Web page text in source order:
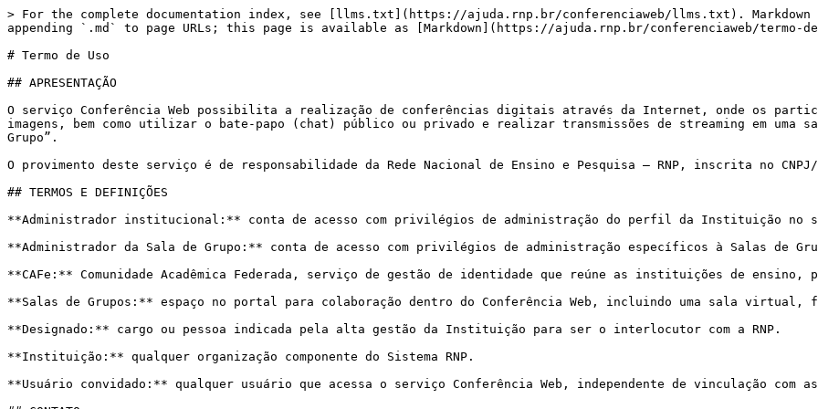
> For the complete documentation index, see [llms.txt](https://ajuda.rnp.br/conferenciaweb/llms.txt). Markdown versions of documentation pages are available by appending `.md` to page URLs; this page is available as [Markdown](https://ajuda.rnp.br/conferenciaweb/termo-de-uso.md).

# Termo de Uso

## APRESENTAÇÃO

O serviço Conferência Web possibilita a realização de conferências digitais através da Internet, onde os participantes poderão compartilhar áudios, vídeos, textos, imagens, bem como utilizar o bate-papo (chat) público ou privado e realizar transmissões de streaming em uma sala de conferência virtual, também denominada “Sala de Grupo”.

O provimento deste serviço é de responsabilidade da Rede Nacional de Ensino e Pesquisa – RNP, inscrita no CNPJ/MF sob o n. 03.508.097/0001-36.

## TERMOS E DEFINIÇÕES

**Administrador institucional:** conta de acesso com privilégios de administração do perfil da Instituição no serviço Conferência Web.

**Administrador da Sala de Grupo:** conta de acesso com privilégios de administração específicos à Salas de Grupo criada no serviço Conferência Web.

**CAFe:** Comunidade Acadêmica Federada, serviço de gestão de identidade que reúne as instituições de ensino, pesquisa e inovação no Brasil.

**Salas de Grupos:** espaço no portal para colaboração dentro do Conferência Web, incluindo uma sala virtual, ferramentas de interação e permissões.

**Designado:** cargo ou pessoa indicada pela alta gestão da Instituição para ser o interlocutor com a RNP.

**Instituição:** qualquer organização componente do Sistema RNP.

**Usuário convidado:** qualquer usuário que acessa o serviço Conferência Web, independente de vinculação com as Instituições.

## CONTATO

Em casos de dúvidas ou solicitações, entre em contato conosco através do Atendimento Integrado da RNP, pelo e-mail <atendimento@rnp.br>, ou telefone/WhatsApp 0800 722 0216, disponível todos os dias, 24 horas por dia.

## QUEM PODE ACESSAR O CONFERÊNCIA WEB

Qualquer usuário poderá solicitar acesso à sala pelo respectivo link (URL). O administrador da sala de grupo poderá liberar o acesso ou configurar a política de convidados para livre acesso à sala.&#x20;

As permissões para criação de salas de conferência, permissão para administrar e moderar as salas de conferência e envio de convites para ingresso de participantes são restritas aos administradores das instituições vinculadas ao Sistema RNP, definidos na adesão ao serviço, e aos demais por estes autorizados.&#x20;

Caso a instituição queira se associar ao Sistema RNP para usufruir do Conferência Web, entre em contato conosco por meio dos canais de contato do Atendimento Integrado da RNP. &#x20;

O Conferência Web não é direcionado a crianças, de acordo com a definição apresentada no Estatuto da Criança e do Adolescente - ECA, Lei Federal nº 8.069/1990. &#x20;

## QUAIS OS REQUISITOS PARA ACESSAR O CONFERÊNCIA WEB

Para participar de uma conferência virtual, basta cumprir com os requisitos de uso, descritos aqui: [Requisitos de Uso - ConferênciaWeb](https://ajuda.rnp.br/conferenciaweb/requisitos-de-uso).

O ingresso no Conferência Web como convidado em uma sessão não exige realização de cadastro prévio. Você poderá acessá-lo através de uma conta na CAFe, conta local, contas de redes sociais integradas com a plataforma (Google ou Facebook) ou apenas com o fornecimento do nome na entrada da sala de reunião onde a conferência está sendo realizada.

As orientações para utilização do serviço, inclusive relacionados a permissões no serviço podem ser encontradas aqui: [Manual de Uso – Conferência Web](/conferenciaweb/manuais-de-uso-do-servico.md).

## CADASTRO DAS INSTITUIÇÕES E ADMINISTRADORES

Toda Instituição vinculada ao Sistema RNP já poderá usufruir do Conferência Web. Para utilização desse serviço, o Designado deve solicitar à RNP, através do Atendimento Integrado da RNP, a criação de um perfil da Instituição no serviço e o respectivo cadastro de um administrador institucional, que será responsável pela atribuição de outros administradores institucionais, a gestão dos usuários, comunidades, bem como outras configurações do perfil da Instituição.

Após cadastrados, os usuários administradores locais deverão autenticar-se no Conferência Web, preferencialmente, via CAFe, ou por meio de login e senha especialmente criados para utilização do serviço. As credenciais são de uso pessoal e intransferível, sendo vedada a distribuição ou divulgação desta informação a terceiros.

## CRIAÇÃO E GERENCIAMENTO DE SALAS DE GRUPO

Toda sala de grupo possui sua sala de conferência virtual. A Instituição tem autonomia para realizar a configuração para a criação e gerenciamento de salas de grupo de acordo com a sua preferência, podendo, se necessário, alterar as opções de gerenciamento por meio do contato com o Atendimento Integrado da RNP.

Por padrão, todos os usuários cadastrados no perfil da Instituição podem criar novas salas de grupo. Porém, o Administrador da Instituição, ao editar as configurações do perfil desta dentro do serviço, poderá restringir que usuários criem salas de grupo, ficando esta opção restrita ao grupo de administradores institucionais.

Toda sala de grupo tem seus respectivos administradores locais, incluindo o usuário que a criou. Os administradores da sala de grupo deverão definir se estas serão públicas – permitindo o ingresso de qualquer usuário do serviço Conferência Web que tenha o endereço da sala –, ou privada – restrita aos usuários previamente inscritos na sala de grupo.

O Atendimento Integrado da RNP não atenderá solicitações que visam modificar opções que afetem às configurações iniciais realizadas pela Instituição, salvo quando realizadas pelo próprio administrador da Instituição ou outro usuário designado por este.

## GRAVAÇÕES DAS CONFERÊNCIAS

Cada Instituição poderá gravar as conferências virtuais realizadas nas salas de grupo, sem limite de espaço.

A RNP manterá o registro de todas as gravações realizadas durante um período máximo de **30 (trinta) dias corridos**, contados a partir da data de início da gravação, sendo removidas após esse período. Os administradores da sala de grupo ou sala pessoal podem, dentro deste período e sob sua exclusiva responsabilidade, acessar ou realizar o download das gravações. É de responsabilidade do dono/admin da sala o backup das gravações no tempo que elas estiverem disponíveis.

Para maiores informações sobre os registros de dados pessoais mantidos pela RNP, acesse a Política de Privacidade do serviço Conferência Web.

## RESPONSABILIDADES DAS INSTITUIÇÕES

Para uso do Conferência Web, as Instituições serão responsáveis por:

·         Fornecer informações exatas, precisas e verdadeiras referentes aos administradores institucionais cadastrados, assumindo integral responsabilidade pelo conteúdo das informações fornecidas à